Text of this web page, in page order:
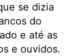
se dizia
do
e até as
e ouvidos.